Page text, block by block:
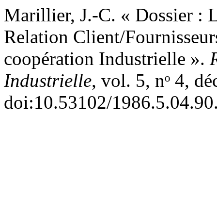
Marillier, J.-C. « Dossier :
Relation Client/
coopération Industrielle ».
Industrielle, vol. 5, nᵒ 4,
doi:10.53102/